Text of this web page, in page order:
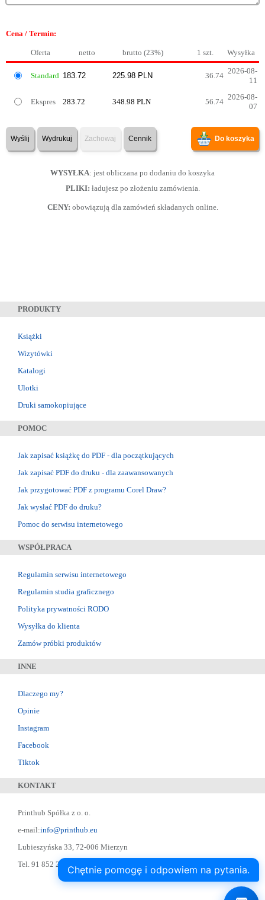
Cena / Termin:
Oferta netto brutto (23%) 1 szt. Wysyłka
Standard 36.74
2026-08-
11
Ekspres 283.72 348.98 PLN 56.74
2026-08-
07
Wyślij Wydrukuj Zachowaj Cennik Do koszyka
WYSYŁKA: jest obliczana po dodaniu do koszyka
PLIKI: ładujesz po złożeniu zamówienia.
CENY: obowiązują dla zamówień składanych online.
PRODUKTY
Książki
Wizytówki
Katalogi
Ulotki
Druki samokopiujące
POMOC
Jak zapisać książkę do PDF - dla początkujących
Jak zapisać PDF do druku - dla zaawansowanych
Jak przygotować PDF z programu Corel Draw?
Jak wysłać PDF do druku?
Pomoc do serwisu internetowego
WSPÓŁPRACA
Regulamin serwisu internetowego
Regulamin studia graficznego
Polityka prywatności RODO
Wysyłka do klienta
Zamów próbki produktów
INNE
Dlaczego my?
Opinie
Instagram
Facebook
Tiktok
KONTAKT
Printhub Spółka z o. o.
e-mail:info@printhub.eu
Lubieszyńska 33, 72-006 Mierzyn
Tel. 91 852 22 22 ; Skype: designer75
Chętnie pomogę i odpowiem na pytania.